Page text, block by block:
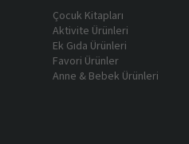
Çocuk Kitapları
Aktivite Ürünleri
Ek Gıda Ürünleri
Favori Ürünler
Anne & Bebek Ürünleri